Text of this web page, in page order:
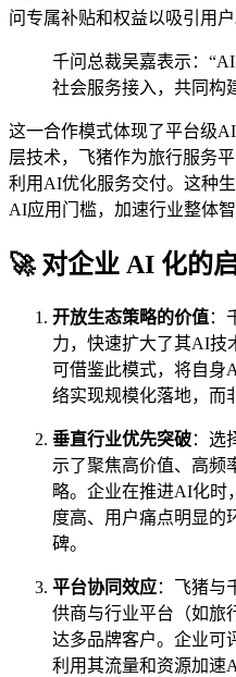
问专属补贴和权益以吸引用户
千问总裁吴嘉表示：
社会服务接入，共同构
这一合作模式体现了平台级
层技术，飞猪作为旅行服务
利用AI优化服务交付。这种
AI应用门槛，加速行业整体智
🚀 对企业 AI 化的
开放生态策略的价值：
力，快速扩大了其AI技
可借鉴此模式，将自身
络实现规模化落地，而
垂直行业优先突破：选
示了聚焦高价值、高频
略。企业在推进AI化时
度高、用户痛点明显的
碑。
平台协同效应：飞猪与
供商与行业平台（如旅
达多品牌客户。企业可
利用其流量和资源加速